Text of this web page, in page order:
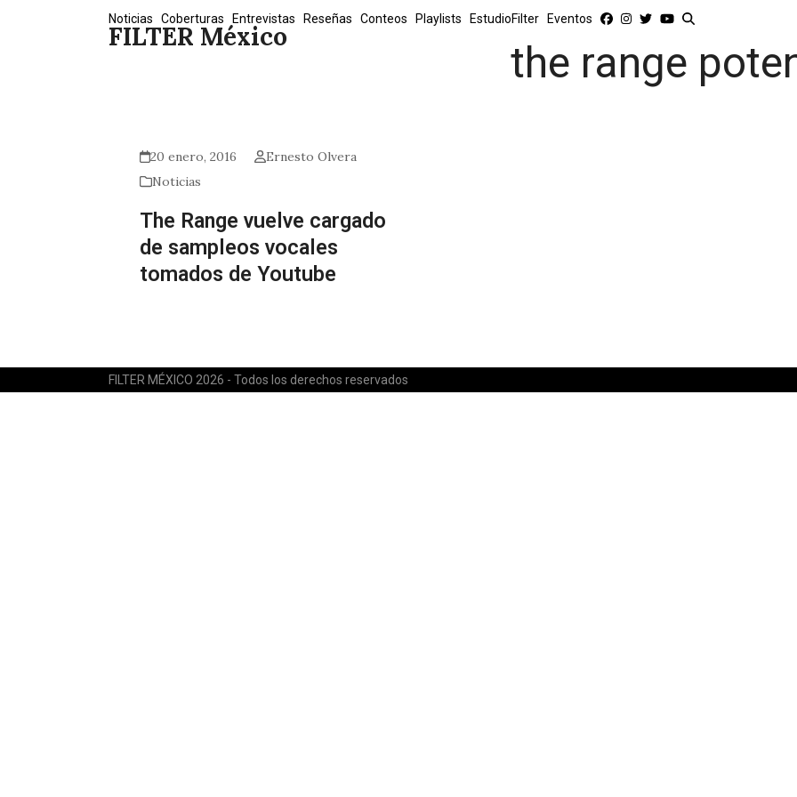
FILTER México
Noticias Coberturas Entrevistas Reseñas Conteos Playlists EstudioFilter Eventos
the range
20 enero, 2016
Ernesto Olvera
Noticias
The Range vuelve cargado
de sampleos vocales
tomados de Youtube
FILTER MÉXICO 2026 - Todos los derechos reservados